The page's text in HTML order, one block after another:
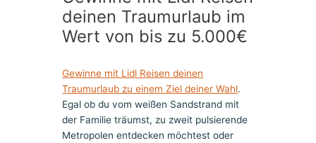
deinen Traumurlaub im
Wert von bis zu 5.000€
Gewinne mit Lidl Reisen deinen
Traumurlaub zu einem Ziel deiner Wahl.
Egal ob du vom weißen Sandstrand mit
der Familie träumst, zu zweit pulsierende
Metropolen entdecken möchtest oder